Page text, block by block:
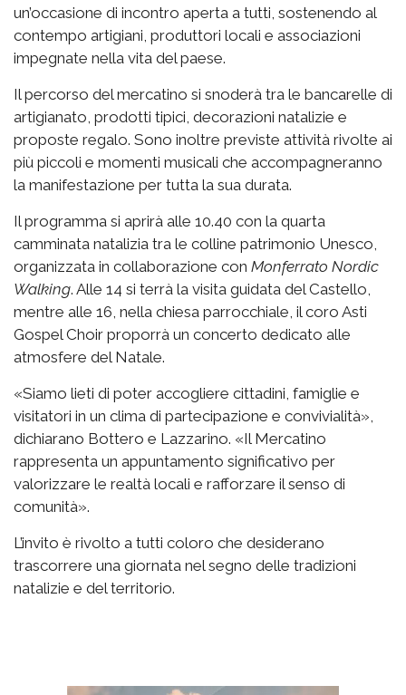
un’occasione di incontro aperta a tutti, sostenendo al
contempo artigiani, produttori locali e associazioni
impegnate nella vita del paese.
Il percorso del mercatino si snoderà tra le bancarelle di
artigianato, prodotti tipici, decorazioni natalizie e
proposte regalo. Sono inoltre previste attività rivolte ai
più piccoli e momenti musicali che accompagneranno
la manifestazione per tutta la sua durata.
Il programma si aprirà alle 10.40 con la quarta
camminata natalizia tra le colline patrimonio Unesco,
organizzata in collaborazione con Monferrato Nordic
Walking. Alle 14 si terrà la visita guidata del Castello,
mentre alle 16, nella chiesa parrocchiale, il coro Asti
Gospel Choir proporrà un concerto dedicato alle
atmosfere del Natale.
«Siamo lieti di poter accogliere cittadini, famiglie e
visitatori in un clima di partecipazione e convivialità»,
dichiarano Bottero e Lazzarino. «Il Mercatino
rappresenta un appuntamento significativo per
valorizzare le realtà locali e rafforzare il senso di
comunità».
L’invito è rivolto a tutti coloro che desiderano
trascorrere una giornata nel segno delle tradizioni
natalizie e del territorio.